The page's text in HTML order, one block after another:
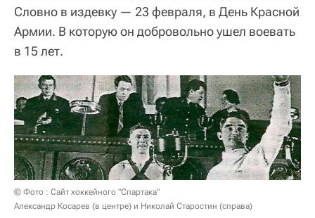
Словно в издевку — 23 февраля, в День Красной
Армии. В которую он добровольно ушел воевать
в 15 лет.
© Фото : Сайт хоккейного "Спартака"
Александр Косарев (в центре) и Николай Старостин (справа)